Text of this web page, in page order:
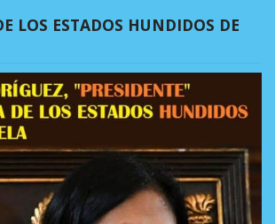
LOS ESTADOS HUNDIDOS DE